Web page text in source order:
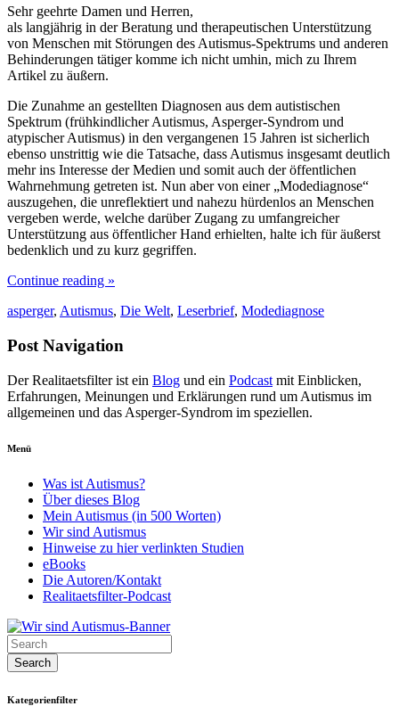
Sehr geehrte Damen und Herren,
als langjährig in der Beratung und therapeutischen Unterstützung
von Menschen mit Störungen des Autismus-Spektrums und anderen
Behinderungen tätiger komme ich nicht umhin, mich zu Ihrem
Artikel zu äußern.
Die Zunahme an gestellten Diagnosen aus dem autistischen
Spektrum (frühkindlicher Autismus, Asperger-Syndrom und
atypischer Autismus) in den vergangenen 15 Jahren ist sicherlich
ebenso unstrittig wie die Tatsache, dass Autismus insgesamt deutlich
mehr ins Interesse der Medien und somit auch der öffentlichen
Wahrnehmung getreten ist. Nun aber von einer „Modediagnose“
auszugehen, die unreflektiert und nahezu hürdenlos an Menschen
vergeben werde, welche darüber Zugang zu umfangreicher
Unterstützung aus öffentlicher Hand erhielten, halte ich für äußerst
bedenklich und zu kurz gegriffen.
Continue reading »
asperger, Autismus, Die Welt, Leserbrief, Modediagnose
Post Navigation
Der Realitaetsfilter ist ein Blog und ein Podcast mit Einblicken,
Erfahrungen, Meinungen und Erklärungen rund um Autismus im
allgemeinen und das Asperger-Syndrom im speziellen.
Menü
Was ist Autismus?
Über dieses Blog
Mein Autismus (in 500 Worten)
Wir sind Autismus
Hinweise zu hier verlinkten Studien
eBooks
Die Autoren/Kontakt
Realitaetsfilter-Podcast
Kategorienfilter